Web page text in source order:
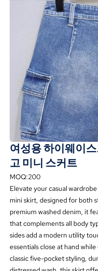
여성용 하이웨이
고 미니 스커트
MOQ:200
Elevate your casual
mini skirt, designed for both
premium washed denim, it
that complements all body
sides add a modern utility
essentials close at hand
classic five-pocket styling,